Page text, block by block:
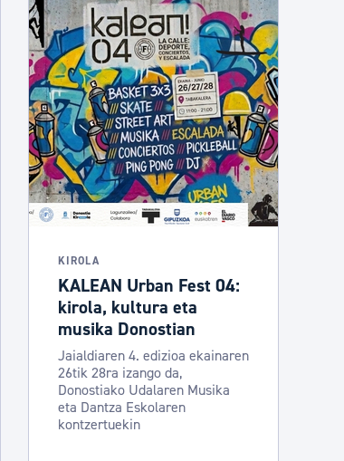
KIROLA
KALEAN Urban Fest 04:
kirola, kultura eta
musika Donostian
Jaialdiaren 4. edizioa ekainaren
26tik 28ra izango da,
Donostiako Udalaren Musika
eta Dantza Eskolaren
kontzertuekin